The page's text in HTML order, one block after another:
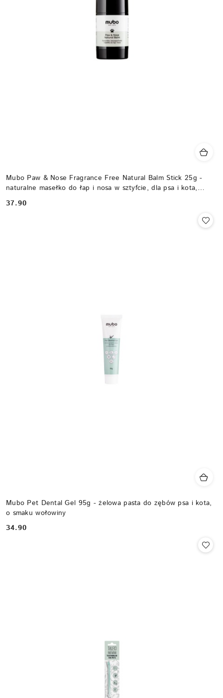
Mubo Paw & Nose Fragrance Free Natural Balm Stick 25g -
naturalne masełko do łap i nosa w sztyfcie, dla psa i kota,
bezzapachowe
Cena:
37.90
Mubo Pet Dental Gel 95g - żelowa pasta do zębów psa i kota,
o smaku wołowiny
Cena:
34.90